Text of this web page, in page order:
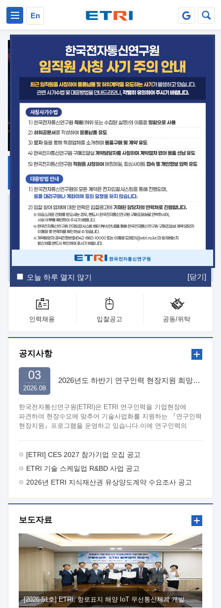
오늘 하루 열지 않기 [닫기]
En
지식공유
플랫폼
ETRI 오픈소스
발간자료
ETRI Insight
ETRI Journal
전자통신동향분석
ETRI 웹진
ETRI 간행물
전자도서관
인력채용 입찰공고 공동/위탁
공지사항
2026년도 하반기 연구인력 현장지원 희망기업 신청/접수
한국전자통신연구원(ETRI)은 ETRI 연구인력을 기업현장에
파견하여 현장수요에 맞추어 기술사업화를 지원하는 『연구인력
현장지원』프로그램을 운영하고 있습니다.이에 연구인력의
추진목적: ETRI 인력을 기업현장에 파견. 기술지원을
사업화성과를 극대화하고, 지원기업을 강견기업으로 육성하고자
함.  신청자격: ETRI 협력기업 및 일반 ICT 중소기업*
당해 지원실적과 차기 지원계획을 평가하여 결정
 기업부담:
연봉의 40%  추진일정(1)희망기업 신청/접수(2)희망인력-
희망기업 매칭(3)현장조사/ 선정(심의)(4)협약체결(5)
기업파견8월 3일 ~ 14일 8월 17일 ~ 26일 9월초순 9월 중순
10월 이후* 상기일정은 희망인력-희망기업간 매칭 원활시를
가정한 것으로 상황에 따라 상당기간 일정이 지연될 수 있음. **
(1)희망인력-희망기업간 적합성이 낮다고 판단되거나, (2)
희망인력이 파견의사를 철회할 경우 후속 절차가 진행되지 않을
수 있음.2. 현장지원 희망인력 및 상세이력
 희망인력
2026.08
03
[ETRI] CES 2027 참가기업 모집 공고
ETRI 기술 스케일업 R&BD 사업 공고
2026년 ETRI 지식재산권 유상양도계약 수요조사 공고
보도자료
[2026-51호] ETRI, 항로표지 해양 IoT 무선통신체계 개발 나선다